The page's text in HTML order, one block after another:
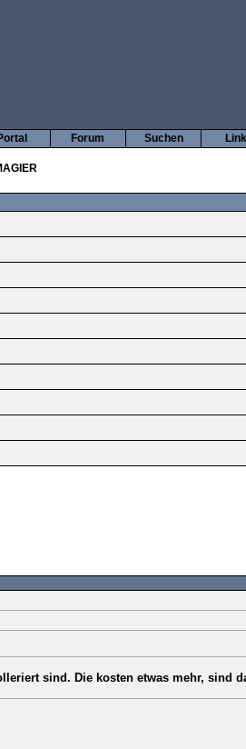
Suchen
Forum
sind. Die kosten etwas mehr, sind